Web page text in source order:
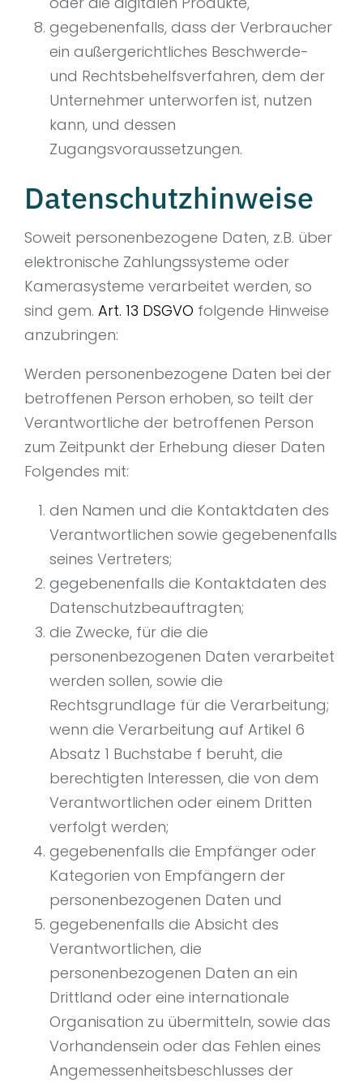
gegebenenfalls, dass der Verbraucher
ein außergerichtliches Beschwerde-
und Rechtsbehelfsverfahren, dem der
Unternehmer unterworfen ist, nutzen
kann, und dessen
Zugangsvoraussetzungen.
Datenschutzhinweise
Soweit personenbezogene Daten, z.B. über
elektronische Zahlungssysteme oder
Kamerasysteme verarbeitet werden, so
sind gem. Art. 13 DSGVO folgende Hinweise
anzubringen:
Werden personenbezogene Daten bei der
betroffenen Person erhoben, so teilt der
Verantwortliche der betroffenen Person
zum Zeitpunkt der Erhebung dieser Daten
Folgendes mit:
den Namen und die Kontaktdaten des
Verantwortlichen sowie gegebenenfalls
seines Vertreters;
gegebenenfalls die Kontaktdaten des
Datenschutzbeauftragten;
die Zwecke, für die die
personenbezogenen Daten verarbeitet
werden sollen, sowie die
Rechtsgrundlage für die Verarbeitung;
wenn die Verarbeitung auf Artikel 6
Absatz 1 Buchstabe f beruht, die
berechtigten Interessen, die von dem
Verantwortlichen oder einem Dritten
verfolgt werden;
gegebenenfalls die Empfänger oder
Kategorien von Empfängern der
personenbezogenen Daten und
gegebenenfalls die Absicht des
Verantwortlichen, die
personenbezogenen Daten an ein
Drittland oder eine internationale
Organisation zu übermitteln, sowie das
Vorhandensein oder das Fehlen eines
Angemessenheitsbeschlusses der